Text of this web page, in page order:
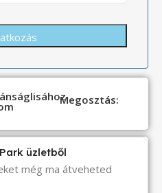
Megosztás:
üzletből
még ma átveheted